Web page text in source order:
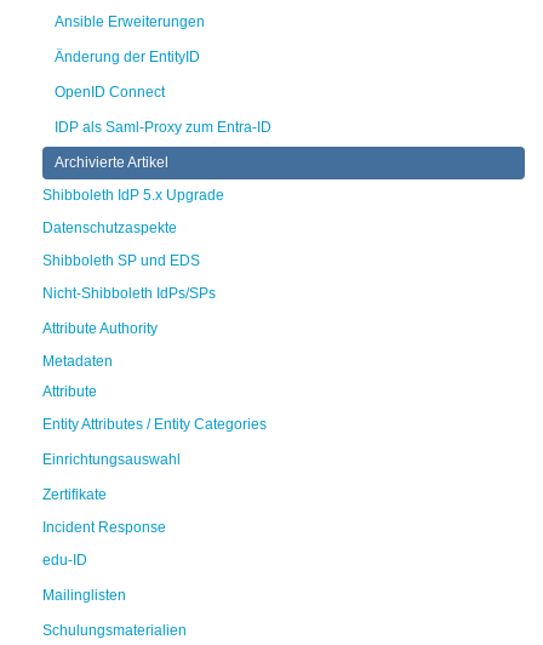
Ansible Erweiterungen
Änderung der EntityID
OpenID Connect
IDP als Saml-Proxy zum Entra-ID
Archivierte Artikel
Shibboleth IdP 5.x Upgrade
Datenschutzaspekte
Shibboleth SP und EDS
Nicht-Shibboleth IdPs/SPs
Attribute Authority
Metadaten
Attribute
Entity Attributes / Entity Categories
Einrichtungsauswahl
Zertifikate
Incident Response
edu-ID
Mailinglisten
Schulungsmaterialien